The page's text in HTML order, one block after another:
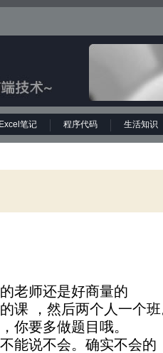
Excel笔记 程序代码 生活知识
老师还是好商量的
课 ，然后两个人一个
你要多做题目哦。
能说不会。确实不会的